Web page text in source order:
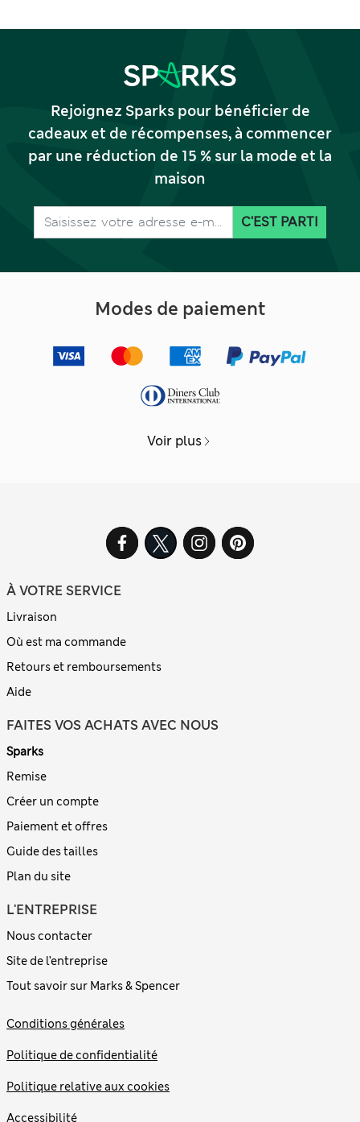
Rejoignez Sparks pour bénéficier de
cadeaux et de récompenses, à commencer
par une réduction de 15 % sur la mode et la
maison
C'EST PARTI
Modes de paiement
Voir plus
À VOTRE SERVICE
Livraison
Où est ma commande
Retours et remboursements
Aide
FAITES VOS ACHATS AVEC NOUS
Sparks
Remise
Créer un compte
Paiement et offres
Guide des tailles
Plan du site
L'ENTREPRISE
Nous contacter
Site de l’entreprise
Tout savoir sur Marks & Spencer
Conditions générales
Politique de confidentialité
Politique relative aux cookies
Accessibilité